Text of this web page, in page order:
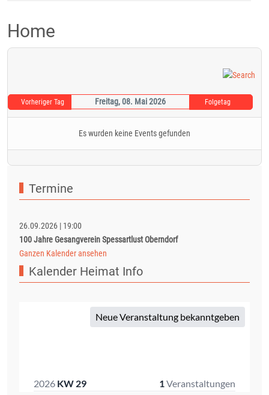
Home
Vorheriger Tag Freitag, 08. Mai 2026 Folgetag
Es wurden keine Events gefunden
Termine
26.09.2026 | 19:00
100 Jahre Gesangverein Spessartlust Oberndorf
Ganzen Kalender ansehen
Kalender Heimat Info